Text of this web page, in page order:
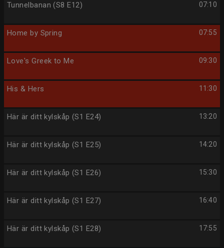
07:10
Tunnelbanan (S8 E12)
07:55
Home by Spring
09:30
Love's Greek to Me
11:30
His & Hers
13:20
Här är ditt kylskåp (S1 E24)
14:20
Här är ditt kylskåp (S1 E25)
15:30
Här är ditt kylskåp (S1 E26)
16:40
Här är ditt kylskåp (S1 E27)
17:55
Här är ditt kylskåp (S1 E28)